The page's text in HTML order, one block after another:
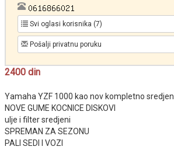
Svi oglasi korisnika (7)
Pošalji privatnu poruku
2400 din
Yamaha YZF 1000 kao nov kompletno sredjen
NOVE GUME KOCNICE DISKOVI
ulje i filter sredjeni
SPREMAN ZA SEZONU
PALI SEDI I VOZI